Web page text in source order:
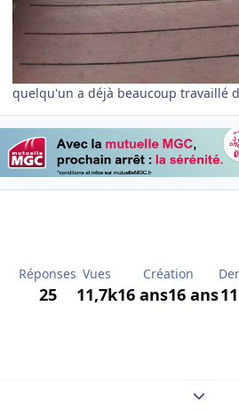
quelqu'un a déjà beaucoup travaillé
Réponses
25
Vues
11,7k
Création
16 ans16 ans
Expand